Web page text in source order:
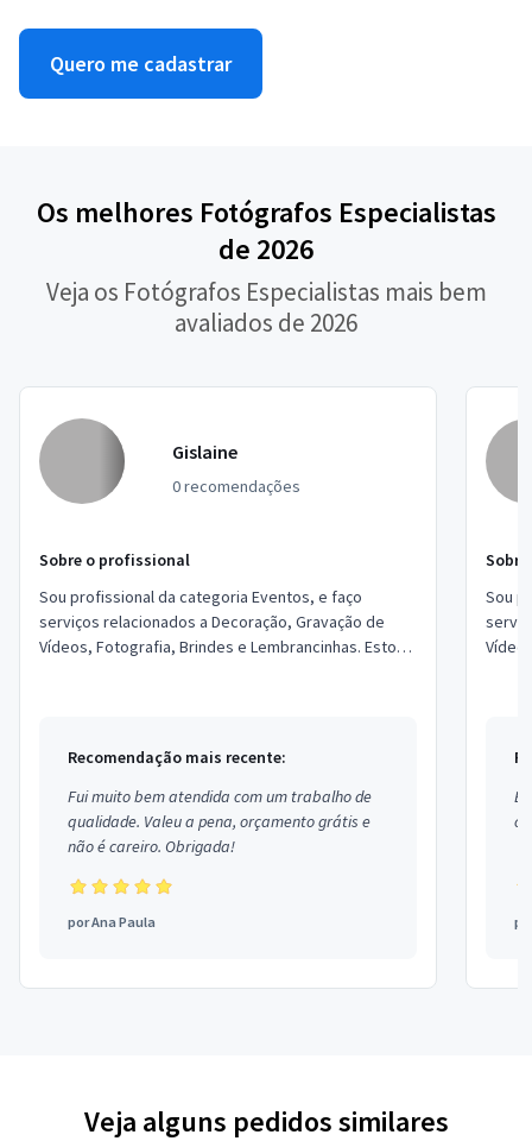
Quero me cadastrar
Os melhores Fotógrafos Especialistas
de 2026
Veja os Fotógrafos Especialistas mais bem
avaliados de 2026
Gislaine
0 recomendações
Sobre o profissional
Sou profissional da categoria Eventos, e faço
serviços relacionados a Decoração, Gravação de
Vídeos, Fotografia, Brindes e Lembrancinhas. Estou
Recomendação mais recente:
Fui muito bem atendida com um trabalho de
qualidade. Valeu a pena, orçamento grátis e
não é careiro. Obrigada!
porAna Paula
Sou
Veja alguns pedidos similares